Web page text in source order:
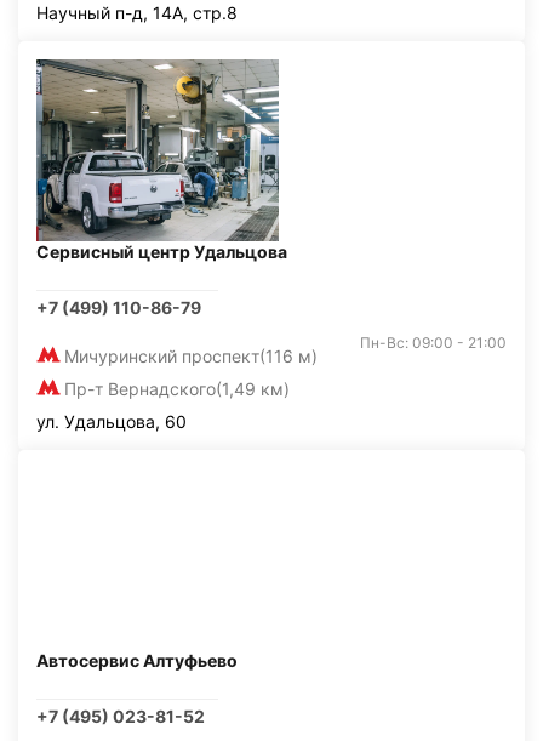
Научный п-д, 14А, стр.8
Сервисный центр Удальцова
+7 (499) 110-86-79
Мичуринский проспект(116 м)
Пр-т Вернадского(1,49 км)
Пн-Вс: 09:00 - 21:00
ул. Удальцова, 60
Автосервис Алтуфьево
+7 (495) 023-81-52